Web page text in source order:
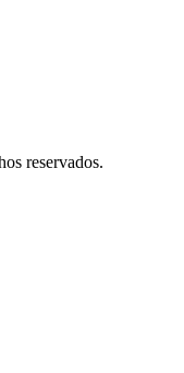
reservados.